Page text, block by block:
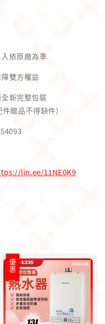
依原廠為準
雙方權益
新完整包裝
贈品不得缺件)
lin.ee/11NE0K9
優惠